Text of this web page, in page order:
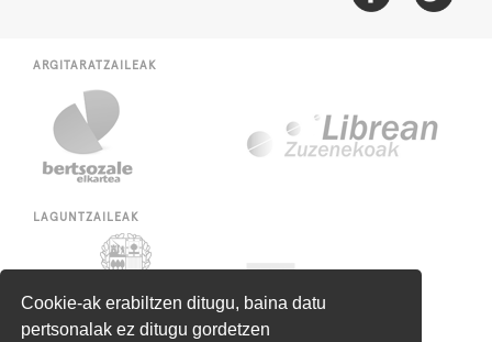
Cookie-ak erabiltzen ditugu, baina datu
pertsonalak ez ditugu gordetzen
ARGITARATZAILEAK
LAGUNTZAILEAK